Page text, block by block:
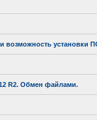
возможность установки
R2. Обмен файлами.